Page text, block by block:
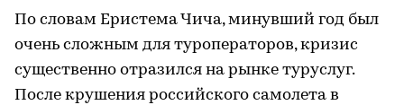
По словам Еристема Чича, минувший год был
очень сложным для туроператоров, кризис
существенно отразился на рынке туруслуг.
После крушения российского самолета в